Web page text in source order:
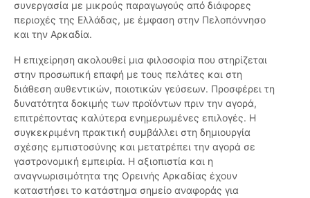
συνεργασία με μικρούς παραγωγούς από διάφορες
περιοχές της Ελλάδας, με έμφαση στην Πελοπόννησο
και την Αρκαδία.
Η επιχείρηση ακολουθεί μια φιλοσοφία που στηρίζεται
στην προσωπική επαφή με τους πελάτες και στη
διάθεση αυθεντικών, ποιοτικών γεύσεων. Προσφέρει τη
δυνατότητα δοκιμής των προϊόντων πριν την αγορά,
επιτρέποντας καλύτερα ενημερωμένες επιλογές. Η
συγκεκριμένη πρακτική συμβάλλει στη δημιουργία
σχέσης εμπιστοσύνης και μετατρέπει την αγορά σε
γαστρονομική εμπειρία. Η αξιοπιστία και η
αναγνωρισιμότητα της Ορεινής Αρκαδίας έχουν
καταστήσει το κατάστημα σημείο αναφοράς για